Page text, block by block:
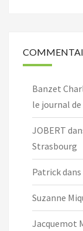
Banzet
le journal de
JOBERT
Strasbourg
Patrickdans
Suzanne
Jacquemot